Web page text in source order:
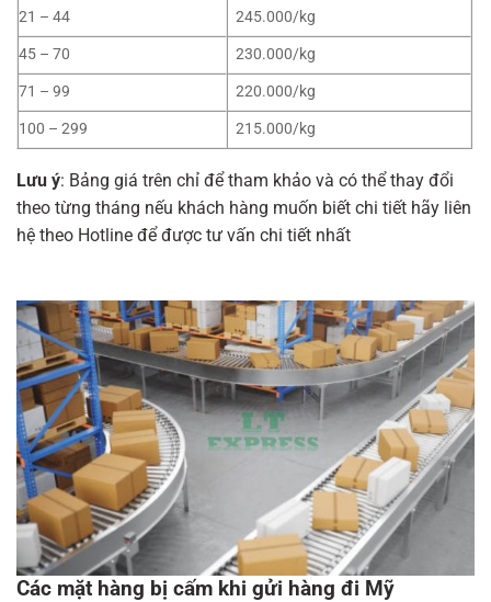
21 – 44
245.000/kg
45 – 70
230.000/kg
71 – 99
220.000/kg
100 – 299
215.000/kg
Lưu ý: Bảng giá trên chỉ để tham khảo và có thể thay đổi
theo từng tháng nếu khách hàng muốn biết chi tiết hãy liên
hệ theo Hotline để được tư vấn chi tiết nhất
Các mặt hàng bị cấm khi gửi hàng đi Mỹ